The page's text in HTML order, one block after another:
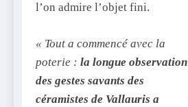
l’on admire l’objet fini.
« Tout a commencé avec la
poterie : la longue observation
des gestes savants des
céramistes de Vallauris a